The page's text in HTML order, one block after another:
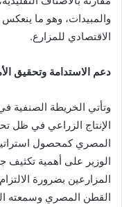
والمبيدات، وهو ما ينعكس
الاقتصادي للمزارع.
دعم الاستدامة وتحقيق
وتأتي الخريطة الصنفية
الإنتاج الزراعي في ظل
المصري كمحصول
الوزير على أهمية تكثيف
المزارعين بضرورة
القطن المصري وسمعته